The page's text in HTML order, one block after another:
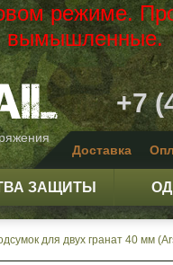
режиме.
вымышленные.
+7
Доставка
ЗАЩИТЫ
для двух гранат 40 мм